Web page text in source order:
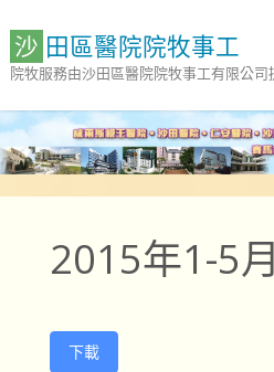
content
沙 田區醫院院牧事工
院牧服務由沙田區醫院院牧事工有限公司
2015年1-5
下載